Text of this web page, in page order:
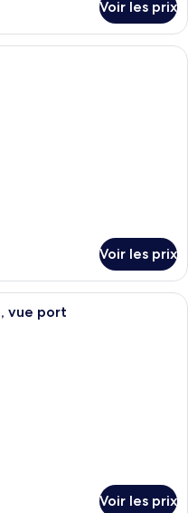
Voir les prix
chambre d’hôtel avec un grand
Voir les prix
forts dans les chambres,
vue port
Voir les prix